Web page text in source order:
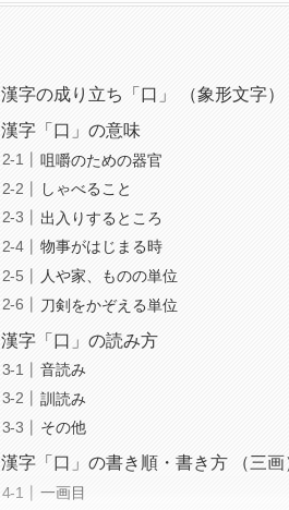
漢字の成り立ち「口」 （象形文字）
漢字「口」の意味
咀嚼のための器官
しゃべること
出入りするところ
物事がはじまる時
人や家、ものの単位
刀剣をかぞえる単位
漢字「口」の読み方
音読み
訓読み
その他
漢字「口」の書き順・書き方 （三
一画目